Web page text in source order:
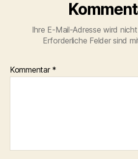
Ihre E-Mail-Adresse wird
Erforderliche Felder sind
Kommentar *